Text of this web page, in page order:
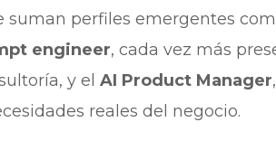
suman perfiles emergentes
engineer, cada vez más
y el AI Product Manager
reales del negocio.